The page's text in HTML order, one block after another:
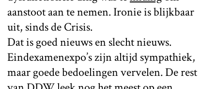
aanstoot aan te nemen. Ironie is blijkbaar
uit, sinds de Crisis.
Dat is goed nieuws en slecht nieuws.
Eindexamenexpo’s zijn altijd sympathiek,
maar goede bedoelingen vervelen. De rest